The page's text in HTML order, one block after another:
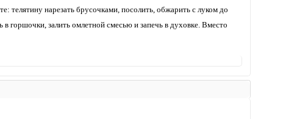
телятину нарезать брусочками, посолить, обжарить с луком до
горшочки, залить омлетной смесью и запечь в духовке. Вместо